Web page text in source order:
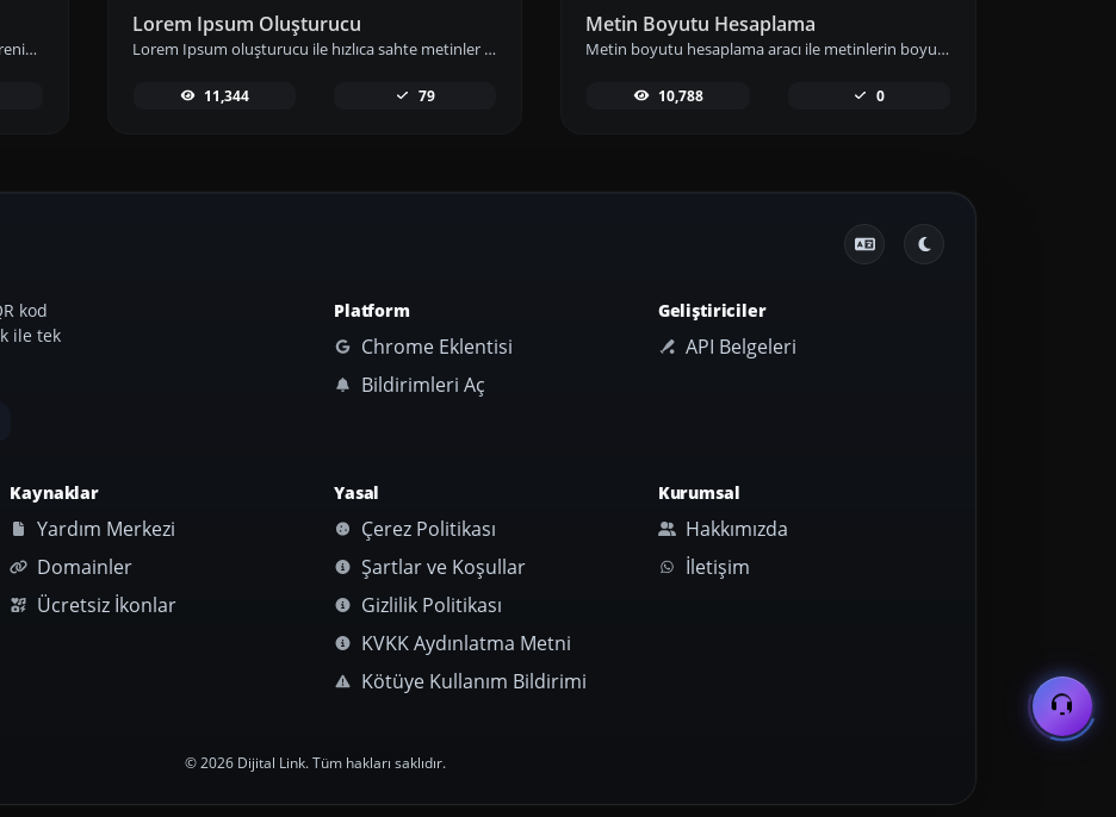
Ücretsiz IP sorgulama aracıyla IP adresinizi öğrenin; konum, ISP ve ağ bilgileri gibi detaylara hızlıca erişip analizlerinizi gerçekleştirin.
Lorem Ipsum Oluşturucu
Lorem Ipsum oluşturucu ile hızlıca sahte metinler üretin; tasarımlarınızda ve projelerinizde örnek içerik olarak kullanın.
11,344 79
Metin Boyutu Hesaplama
Metin boyutu hesaplama aracı ile metinlerin boyutunu Bayt (B), Kilobayt (KB) veya Megabayt (MB) cinsinden anında hesaplayın ve veri kullanımınızı etkin biçimde yönetin.
10,788 0
kod
ile tek
Platform
Chrome Eklentisi
Bildirimleri Aç
Geliştiriciler
API Belgeleri
Kaynaklar
Yardım Merkezi
Domainler
Ücretsiz İkonlar
Yasal
Çerez Politikası
Şartlar ve Koşullar
Gizlilik Politikası
KVKK Aydınlatma Metni
Kötüye Kullanım Bildirimi
Kurumsal
Hakkımızda
İletişim
© 2026 Dijital Link. Tüm hakları saklıdır.